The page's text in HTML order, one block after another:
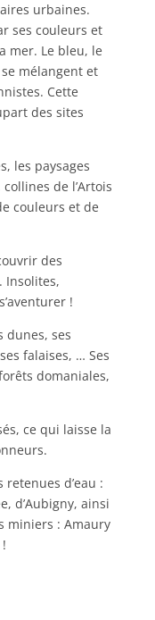
urbaines.
ses couleurs et
mer. Le bleu, le
mélangent et
Cette
des sites
les paysages
de l’Artois
couleurs et de
des
Insolites,
!
dunes, ses
falaises, … Ses
domaniales,
ce qui laisse la
d’eau :
d’Aubigny, ainsi
miniers : Amaury